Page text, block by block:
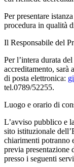
Per presentare
procedura in qualità
Il Responsabile del
Per l’intera durata
accreditamento, sarà
di posta elettronica:
tel.0789/52255.
Luogo e orario di
L’avviso pubblico e
sito istituzionale
chiarimenti potranno
previa presentazione
presso i seguenti